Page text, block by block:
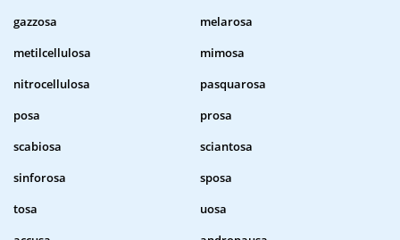
gazzosa
melarosa
metilcellulosa
mimosa
nitrocellulosa
pasquarosa
posa
prosa
scabiosa
sciantosa
sinforosa
sposa
tosa
uosa